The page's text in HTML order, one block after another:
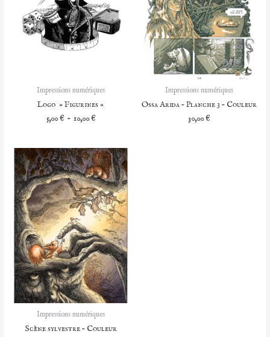
Impressions numériques
Logo » Figurines «
5,00€ – 10,00€Plage
5,00 €
à
10,00 €
Impressions numériques
Ossa Arida – Planche 3 – Couleur
30,00€
Impressions numériques
Scène sylvestre – Couleur